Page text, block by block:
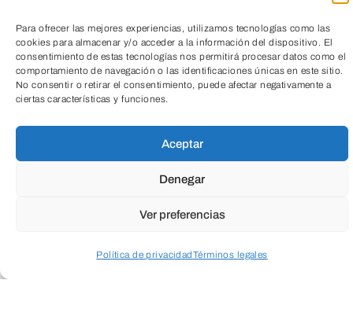
Para ofrecer las mejores experiencias, utilizamos tecnologías como las
cookies para almacenar y/o acceder a la información del dispositivo. El
consentimiento de estas tecnologías nos permitirá procesar datos como el
comportamiento de navegación o las identificaciones únicas en este sitio.
No consentir o retirar el consentimiento, puede afectar negativamente a
ciertas características y funciones.
Aceptar
Denegar
Ver preferencias
Política de privacidadTérminos legales